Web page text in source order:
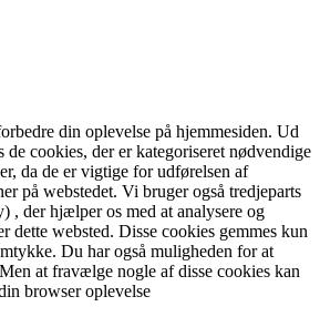
din oplevelse på hjemmesiden. Ud
de cookies, der er kategoriseret nødvendige
da de er vigtige for udførelsen af
på webstedet. Vi bruger også tredjeparts
, der hjælper os med at analysere og
dette websted. Disse cookies gemmes kun
Du har også muligheden for at
at fravælge nogle af disse cookies kan
browser oplevelse